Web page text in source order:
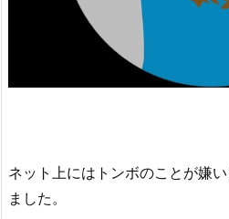
ネット上にはトンボのことが嫌
ました。